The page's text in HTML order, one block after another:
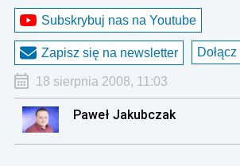
Subskrybuj nas na Youtube
Zapisz się na newsletter
18 sierpnia 2008, 11:03
Paweł Jakubczak